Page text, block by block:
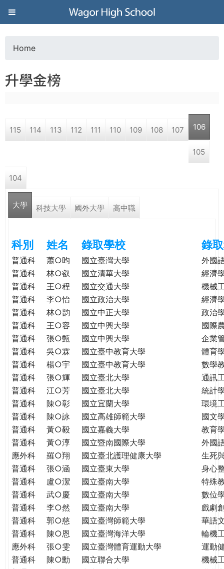
Jump to navigation
葳
格
高
學
際．
格。
民。
WAGOR
TODAY
THE
WORLD
TOMORROW
PUTTING
YOU
ON
THE
PATH
GLOBAL
o
a
e
h
r
e
Home
升學金榜
115 114 113 112 111 110 109 108 107 106
105
104
大學 科技大學 國外大學 高中職
科別 姓名 錄取學校 錄
普通科 蕭○昀 國立臺灣大學
外國
普通科
林○叡 國立清華大學
經濟
普通科
王○程 國立交通大學
機械
普通科
李○怡 國立政治大學
經濟
普通科
林○韵 國立中正大學
政治
普通科
王○容 國立中興大學
國際
普通科
張○甄 國立中興大學
企業
普通科
吳○霖 國立臺中教育大學
體育
普通科
楊○宇 國立臺中教育大學
數學
普通科
張○輝 國立臺北大學
通訊
普通科
江○芳 國立臺北大學
統計
普通科
陳○彰 國立宜蘭大學
環境
普通科
陳○詠 國立高雄師範大學
國文
普通科
黃○毅 國立嘉義大學
教育
普通科
黃○淳 國立暨南國際大學
外國
應外科
羅○翔 國立臺北護理健康大學
生死
普通科
張○涵 國立臺東大學
身心
普通科
盧○潔 國立臺南大學
特殊
普通科
武○慶 國立臺南大學
數位
普通科
李○然 國立臺南大學
戲劇
普通科
郭○慈 國立臺灣師範大學
華語
普通科
陳○恩 國立臺灣海洋大學
輪機
應外科
張○雯 國立臺灣體育運動大學
運動
普通科
陳○勳 國立聯合大學
機械